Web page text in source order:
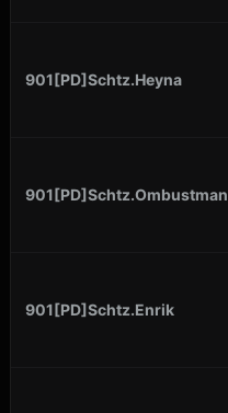
901[PD]Schtz.Heyna
901[PD]Schtz.Ombustman
901[PD]Schtz.Enrik